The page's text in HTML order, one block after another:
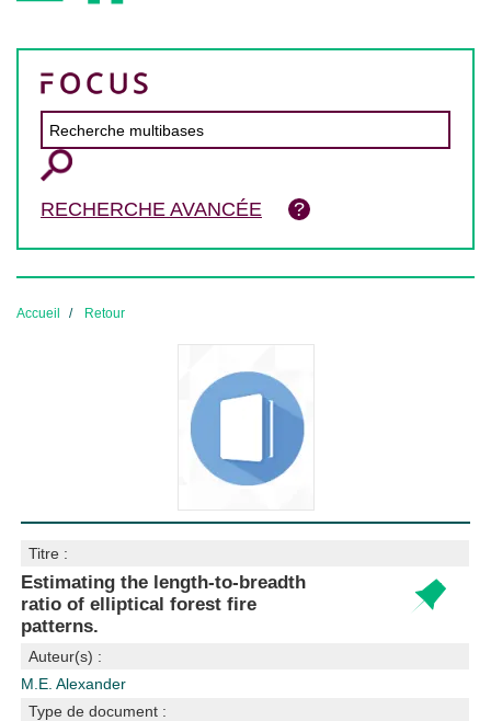
RECHERCHE AVANCÉE
Accueil Retour
Titre :
Estimating the length-to-breadth
ratio of elliptical forest fire
patterns.
Auteur(s) :
M.E. Alexander
Type de document :